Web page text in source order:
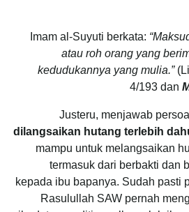
Imam al-Suyuti berkata:
atau roh orang yang
kedudukannya yang mulia.”
4/193 dan
Justeru, menjawab
dilangsaikan hutang terlebih
mampu untuk melangsaikan
termasuk dari berbakti dan
kepada ibu bapanya. Sudah pasti
Rasulullah SAW pernah